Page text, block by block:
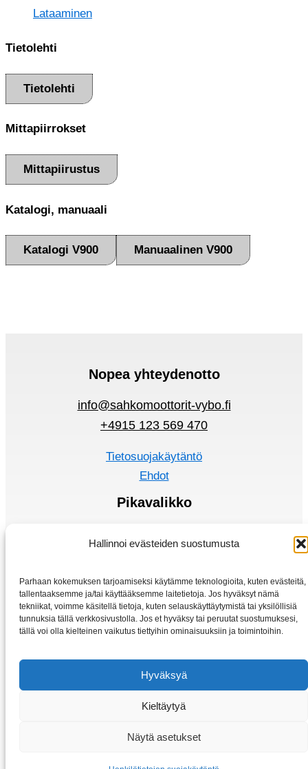
Hallinnoi evästeiden suostumusta
Parhaan kokemuksen tarjoamiseksi käytämme teknologioita, kuten evästeitä,
tallentaaksemme ja/tai käyttääksemme laitetietoja. Jos hyväksyt nämä
tekniikat, voimme käsitellä tietoja, kuten selauskäyttäytymistä tai yksilöllisiä
tunnuksia tällä verkkosivustolla. Jos et hyväksy tai peruutat suostumuksesi,
tällä voi olla kielteinen vaikutus tiettyihin ominaisuuksiin ja toimintoihin.
Hyväksyä
Kieltäytyä
Näytä asetukset
Lataaminen
Tietolehti
Tietolehti
Mittapiirrokset
Mittapiirustus
Katalogi, manuaali
Katalogi V900 Manuaalinen V900
Nopea yhteydenotto
info@sahkomoottorit-vybo.fi
+4915 123 569 470
Tietosuojakäytäntö
Ehdot
Pikavalikko
Kauppa
Copyright © 2026 Sahkomoottorit-vybo.fi | VYBO Electric